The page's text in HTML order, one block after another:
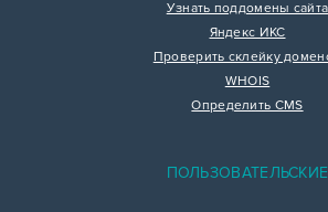
Узнать поддомены сайта
Яндекс ИКС
Проверить склейку
WHOIS
Определить CMS
ПОЛЬЗОВАТЕЛЬСКИЕ